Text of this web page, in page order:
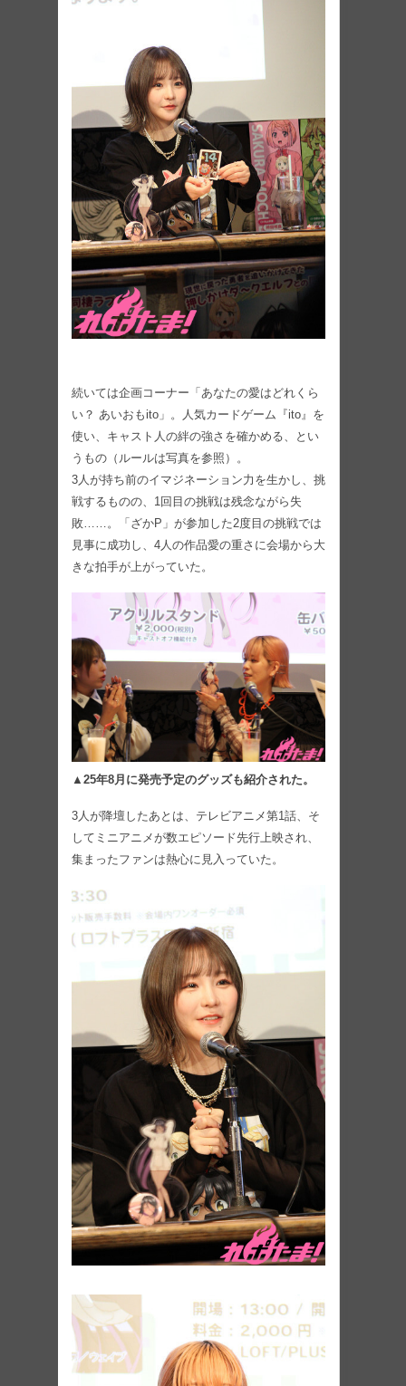
続いては企画コーナー「あなたの愛はどれくら
い？ あいおもito」。人気カードゲーム『ito』を
使い、キャスト人の絆の強さを確かめる、とい
うもの（ルールは写真を参照）。
3人が持ち前のイマジネーション力を生かし、挑
戦するものの、1回目の挑戦は残念ながら失
敗……。「ざかP」が参加した2度目の挑戦では
見事に成功し、4人の作品愛の重さに会場から大
きな拍手が上がっていた。
▲25年8月に発売予定のグッズも紹介された。
3人が降壇したあとは、テレビアニメ第1話、そ
してミニアニメが数エピソード先行上映され、
集まったファンは熱心に見入っていた。